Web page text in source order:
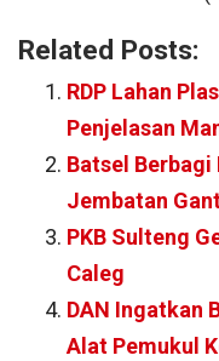
Related Posts:
RDP Lahan
Penjelasan
Batsel Berbagi
Jembatan
PKB Sulteng
Caleg
DAN Ingatkan
Alat Pemukul